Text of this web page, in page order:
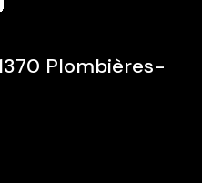
Plombières-